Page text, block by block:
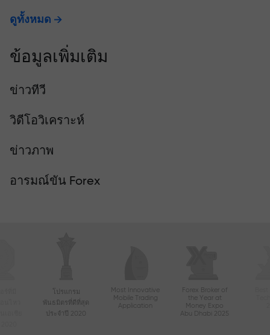
ดูทั้งหมด
ข้อมูลเพิ่มเติม
ข่าวทีวี
วิดีโอวิเคราะห์
ข่าวภาพ
อารมณ์ขัน Forex
โปรแกรม
พันธมิตรที่ดีที่สุด
ประจำปี 2020
Most Innovative
Mobile Trading
Application
Forex Broker of
the Year at
Money Expo
Abu Dhabi 2025